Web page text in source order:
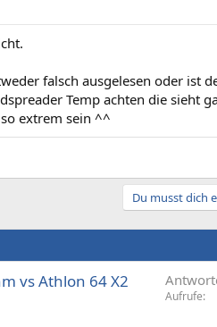
falsch ausgelesen oder ist
Temp achten die sieht
extrem sein ^^
Du musst dich
vs Athlon 64 X2
Aufrufe